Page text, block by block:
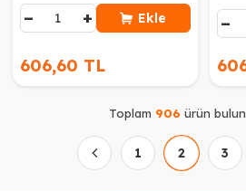
− + Ekle
606,60 TL
−
Toplam 906 ürün
1 2 3